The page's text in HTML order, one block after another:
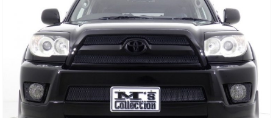
お問い合わせ
メールフォーム
電話はこちら